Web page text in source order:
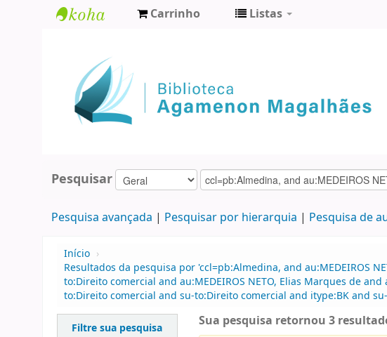
Agamenon
Magalhães
Carrinho Listas
Pesquisar
Pesquisa avançada Pesquisar por hierarquia Pesquisa de
Início ›
Resultados da pesquisa por 'ccl=pb:Almedina, and au:MEDEIROS
to:Direito comercial and au:MEDEIROS NETO, Elias Marques de
to:Direito comercial and su-to:Direito comercial and itype:BK and
Filtre sua pesquisa
Sua pesquisa retornou 3